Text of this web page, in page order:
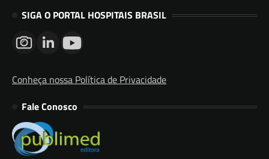
SIGA O PORTAL HOSPITAIS BRASIL
Conheça nossa Política de Privacidade
Fale Conosco